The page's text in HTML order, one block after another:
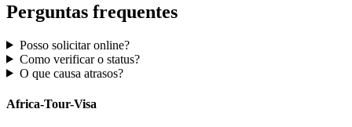
Perguntas frequentes
Posso solicitar online?
Como verificar o status?
O que causa atrasos?
Africa-Tour-Visa